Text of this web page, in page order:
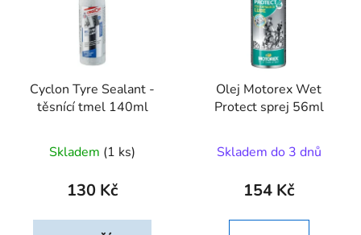
Cyclon Tyre Sealant -
těsnící tmel 140ml
Skladem (1 ks)
130 Kč
Olej Motorex Wet
Protect sprej 56ml
Skladem do 3 dnů
154 Kč